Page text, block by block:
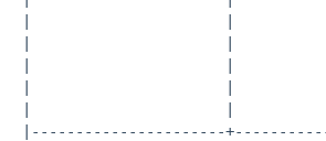
|                      |               |
|                      |               |
|                      |               |
|                      |               |
|                      |
|----------------------